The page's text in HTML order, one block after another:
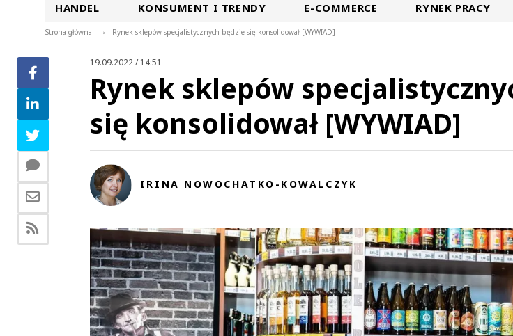
HANDEL KONSUMENT I TRENDY E-COMMERCE RYNEK PRACY
Strona główna > Rynek sklepów specjalistycznych będzie się konsolidował [WYWIAD]
19.09.2022 / 14:51
Rynek sklepów
się konsolidował [WYWIAD]
IRINA NOWOCHATKO-KOWALCZYK